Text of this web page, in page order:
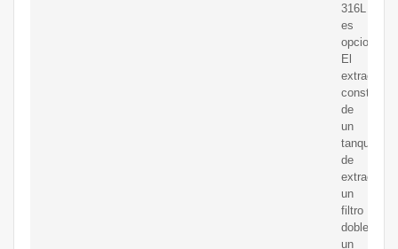
316L
es
opcional.
El
extractor
consta
de
un
tanque
de
extracción,
un
filtro
doble,
un